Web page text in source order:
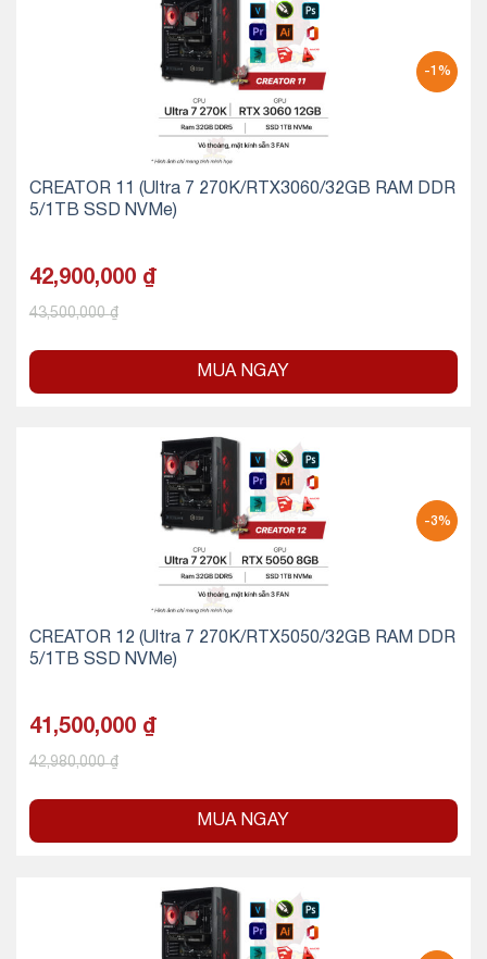
-1%
CREATOR 11 (Ultra 7 270K/RTX3060/32GB RAM DDR
5/1TB SSD NVMe)
42,900,000 ₫
43,500,000₫
MUA NGAY
-3%
CREATOR 12 (Ultra 7 270K/RTX5050/32GB RAM DDR
5/1TB SSD NVMe)
41,500,000 ₫
42,980,000₫
MUA NGAY